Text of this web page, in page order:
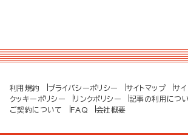
利用規約 プライバシーポリシー サイトマップ
サイ
クッキーポリシー
リンクポリシー 記事の利用につ
ご契約について
FAQ 会社概要